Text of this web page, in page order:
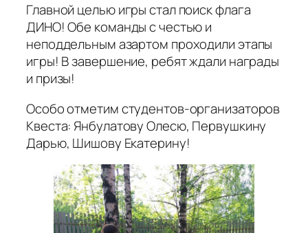
Главной целью игры стал поиск флага
ДИНО! Обе команды с честью и
неподдельным азартом проходили этапы
игры! В завершение, ребят ждали награды
и призы!
Особо отметим студентов-организаторов
Квеста: Янбулатову Олесю, Первушкину
Дарью, Шишову Екатерину!